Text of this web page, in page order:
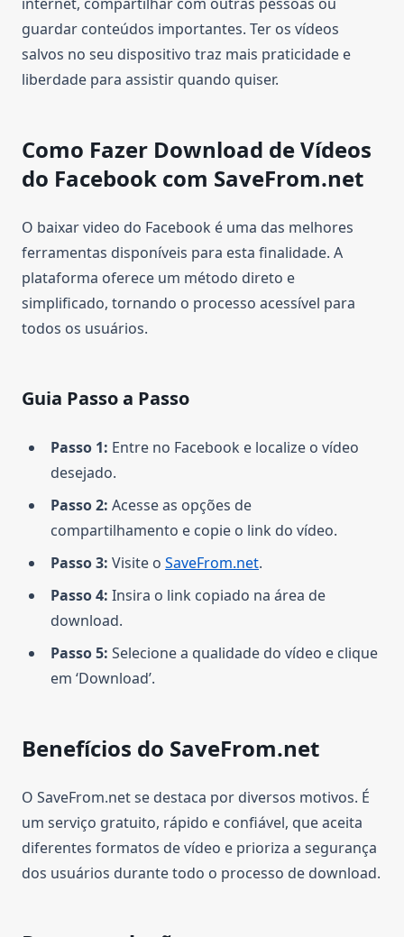
guardar conteúdos importantes. Ter os vídeos
salvos no seu dispositivo traz mais praticidade e
liberdade para assistir quando quiser.
Como Fazer Download de Vídeos
do Facebook com SaveFrom.net
O baixar video do Facebook é uma das melhores
ferramentas disponíveis para esta finalidade. A
plataforma oferece um método direto e
simplificado, tornando o processo acessível para
todos os usuários.
Guia Passo a Passo
Passo 1: Entre no Facebook e localize o vídeo
desejado.
Passo 2: Acesse as opções de
compartilhamento e copie o link do vídeo.
Passo 3: Visite o SaveFrom.net.
Passo 4: Insira o link copiado na área de
download.
Passo 5: Selecione a qualidade do vídeo e clique
em ‘Download’.
Benefícios do SaveFrom.net
O SaveFrom.net se destaca por diversos motivos. É
um serviço gratuito, rápido e confiável, que aceita
diferentes formatos de vídeo e prioriza a segurança
dos usuários durante todo o processo de download.